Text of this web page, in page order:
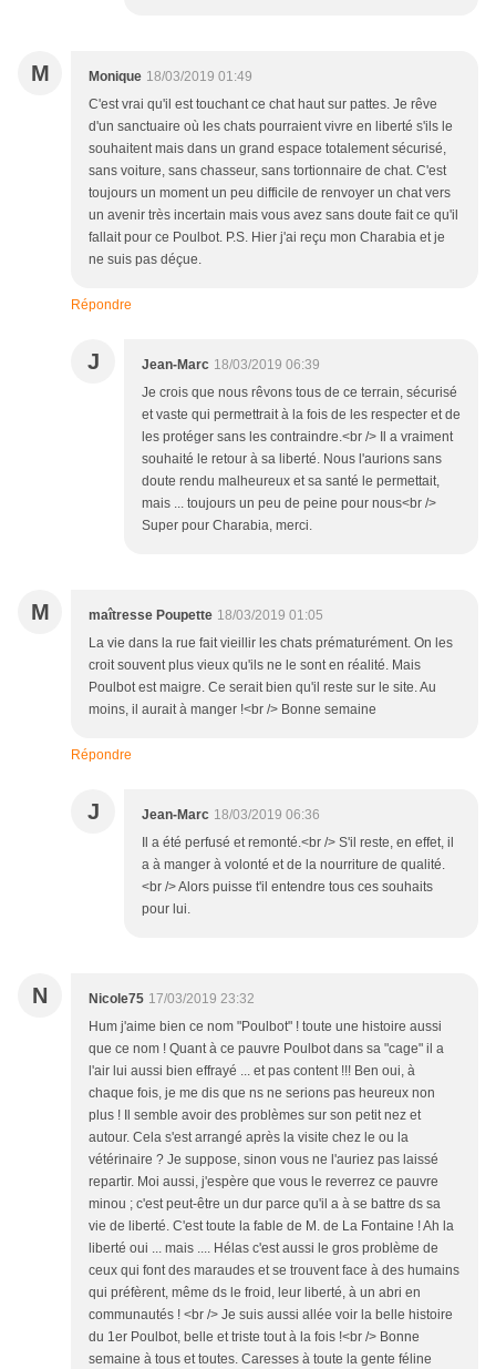
M Monique 18/03/2019 01:49
C'est vrai qu'il est touchant ce chat haut sur pattes. Je rêve
d'un sanctuaire où les chats pourraient vivre en liberté s'ils le
souhaitent mais dans un grand espace totalement sécurisé,
sans voiture, sans chasseur, sans tortionnaire de chat. C'est
toujours un moment un peu difficile de renvoyer un chat vers
un avenir très incertain mais vous avez sans doute fait ce qu'il
fallait pour ce Poulbot. P.S. Hier j'ai reçu mon Charabia et je
ne suis pas déçue.
Répondre
J Jean-Marc 18/03/2019 06:39
Je crois que nous rêvons tous de ce terrain, sécurisé
et vaste qui permettrait à la fois de les respecter et de
les protéger sans les contraindre.<br /> Il a vraiment
souhaité le retour à sa liberté. Nous l'aurions sans
doute rendu malheureux et sa santé le permettait,
mais ... toujours un peu de peine pour nous<br />
Super pour Charabia, merci.
M maîtresse Poupette 18/03/2019 01:05
La vie dans la rue fait vieillir les chats prématurément. On les
croit souvent plus vieux qu'ils ne le sont en réalité. Mais
Poulbot est maigre. Ce serait bien qu'il reste sur le site. Au
moins, il aurait à manger !<br /> Bonne semaine
Répondre
J Jean-Marc 18/03/2019 06:36
Il a été perfusé et remonté.<br /> S'il reste, en effet, il
a à manger à volonté et de la nourriture de qualité.
<br /> Alors puisse t'il entendre tous ces souhaits
pour lui.
N Nicole75 17/03/2019 23:32
Hum j'aime bien ce nom "Poulbot" ! toute une histoire aussi
que ce nom ! Quant à ce pauvre Poulbot dans sa "cage" il a
l'air lui aussi bien effrayé ... et pas content !!! Ben oui, à
chaque fois, je me dis que ns ne serions pas heureux non
plus ! Il semble avoir des problèmes sur son petit nez et
autour. Cela s'est arrangé après la visite chez le ou la
vétérinaire ? Je suppose, sinon vous ne l'auriez pas laissé
repartir. Moi aussi, j'espère que vous le reverrez ce pauvre
minou ; c'est peut-être un dur parce qu'il a à se battre ds sa
vie de liberté. C'est toute la fable de M. de La Fontaine ! Ah la
liberté oui ... mais .... Hélas c'est aussi le gros problème de
ceux qui font des maraudes et se trouvent face à des humains
qui préfèrent, même ds le froid, leur liberté, à un abri en
communautés ! <br /> Je suis aussi allée voir la belle histoire
du 1er Poulbot, belle et triste tout à la fois !<br /> Bonne
semaine à tous et toutes. Caresses à toute la gente féline